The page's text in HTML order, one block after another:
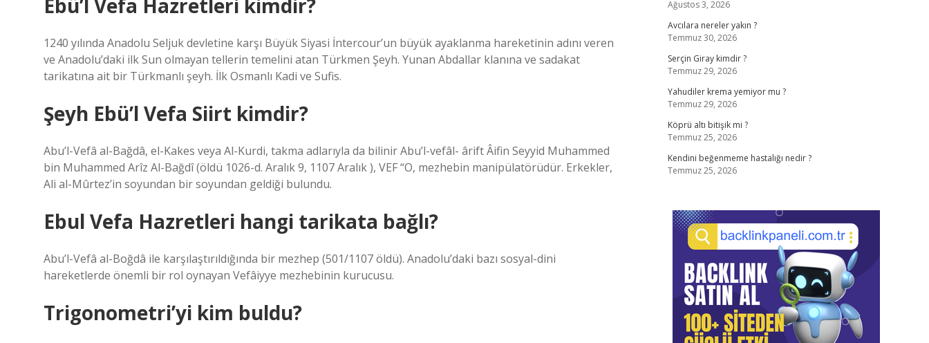
Ebü’l Vefa Hazretleri kimdir?
1240 yılında Anadolu Seljuk devletine karşı Büyük Siyasi İntercour’un büyük ayaklanma hareketinin adını veren
ve Anadolu’daki ilk Sun olmayan tellerin temelini atan Türkmen Şeyh. Yunan Abdallar klanına ve sadakat
tarikatına ait bir Türkmanlı şeyh. İlk Osmanlı Kadi ve Sufis.
Şeyh Ebü’l Vefa Siirt kimdir?
Abu’l-Vefâ al-Bağdâ, el-Kakes veya Al-Kurdi, takma adlarıyla da bilinir Abu’l-vefâl- ârift Âifin Seyyid Muhammed
bin Muhammed Arîz Al-Bağdî (öldü 1026-d. Aralık 9, 1107 Aralık ), VEF “O, mezhebin manipülatörüdür. Erkekler,
Ali al-Mûrtez’in soyundan bir soyundan geldiği bulundu.
Ebul Vefa Hazretleri hangi tarikata bağlı?
Abu’l-Vefâ al-Boğdâ ile karşılaştırıldığında bir mezhep (501/1107 öldü). Anadolu’daki bazı sosyal-dini
hareketlerde önemli bir rol oynayan Vefâiyye mezhebinin kurucusu.
Trigonometri’yi kim buldu?
Ağustos 3, 2026
Avcılara nereler yakın ?
Temmuz 30, 2026
Serçin Giray kimdir ?
Temmuz 29, 2026
Yahudiler krema yemiyor mu ?
Temmuz 29, 2026
Köprü altı bitişik mi ?
Temmuz 25, 2026
Kendini beğenmeme hastalığı nedir ?
Temmuz 25, 2026